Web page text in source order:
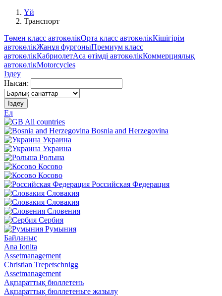
Үй
Транспорт
Төмен класс автокөлікОрта класс автокөлікКішігірім
автокөлікЖанұя фургоныПремиум класс
автокөлікКабриолетАса өтімді автокөлікКоммерциялық
автокөлікMotorcycles
Іздеу
Нысан:
Іздеу
Ел
All countries
Bosnia and Herzegovina
Украина
Украина
Рольша
Косово
Косово
Российская Федерация
Словакия
Словакия
Словения
Сербия
Румыния
Байланыс
Ana Ionita
Assetmanagement
Christian Trepetschnigg
Assetmanagement
Ақпараттық бюллетень
Ақпараттық бюллетеньге жазылу